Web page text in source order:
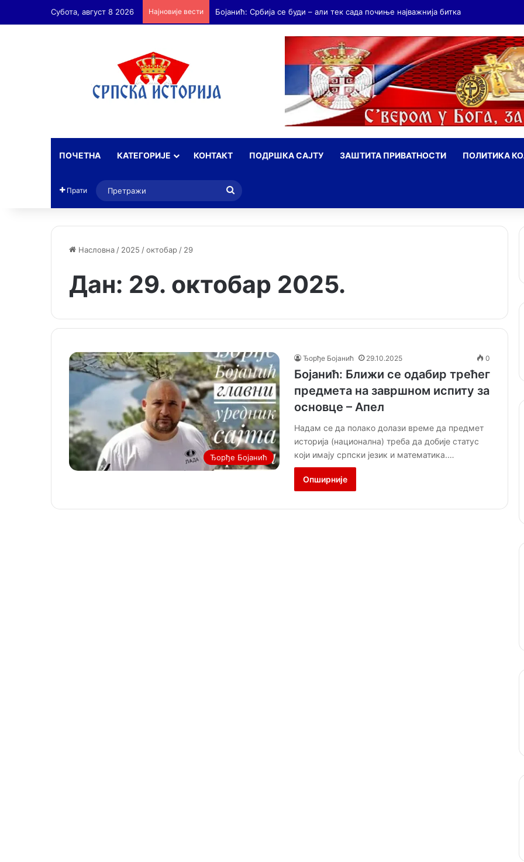
Субота, август 8 2026 Најновије вести Бојанић: Србија се буди – али тек сада почиње најважнија битка
ПОЧЕТНА КАТЕГОРИЈЕ КОНТАКТ ПОДРШКА САЈТУ ЗАШТИТА ПРИВАТНОСТИ ПОЛИТИКА
Прати
Насловна / 2025 /октобар / 29
Дан: 29. октобар 2025.
Ђорђе Бојанић
Ђорђе Бојанић 29.10.2025 0
Бојанић: Ближи се одабир трећег
предмета на завршном испиту за
основце – Апел
Надам се да полако долази време да предмет
историја (национална) треба да добије статус
који имају српски језик и математика.…
Опширније